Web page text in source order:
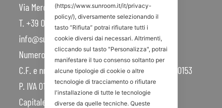
Via Mercadante, 10 – 47841 Cattolica RN – Italy
T. +39 0541 834011
info@sunroom.it
Numero REA RN – 225109
C.F. e nr. iscrizione al Registro Imprese 07879990153
P. IVA 01968830404
Capitale Sociale 450.000,00 I.V.
(https://www.sunroom.it/it/privacy-
policy/), diversamente selezionando il
tasto “Rifiuta” potrai rifiutare tutti i
cookie diversi dai necessari. Altrimenti,
cliccando sul tasto "Personalizza", potrai
manifestare il tuo consenso soltanto per
alcune tipologie di cookie o altre
tecnologie di tracciamento o rifiutare
l'installazione di tutte le tecnologie
diverse da quelle tecniche. Queste